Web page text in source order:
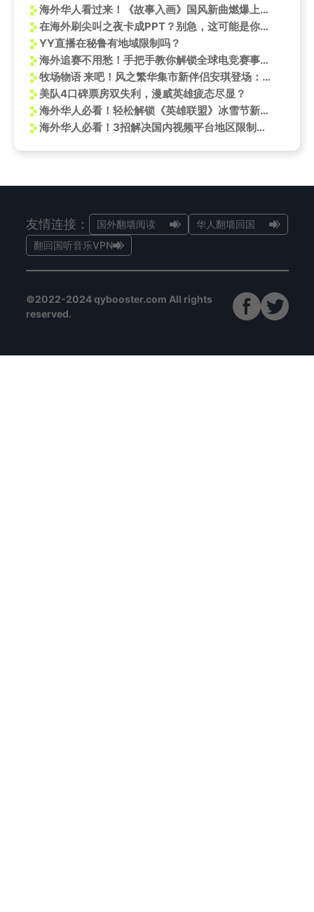
海外华人看过来！《故事入画》国风新曲燃爆上线，教你一招告别‘地区限制’听歌烦恼
在海外刷尖叫之夜卡成PPT？别急，这可能是你离高清现场最近的一次机会
YY直播在秘鲁有地域限制吗？
海外追赛不用愁！手把手教你解锁全球电竞赛事直播
牧场物语 来吧！风之繁华集市新伴侣安琪登场：内田真礼献声演绎都市时尚女孩
美队4口碑票房双失利，漫威英雄疲态尽显？
海外华人必看！轻松解锁《英雄联盟》冰雪节新皮肤，告别地区限制烦恼
海外华人必看！3招解决国内视频平台地区限制，轻松追剧无压力
友情连接： 国外翻墙阅读
华人翻墙回国
翻回国听音乐VPN
©2022-2024 qybooster.com All rights
reserved.